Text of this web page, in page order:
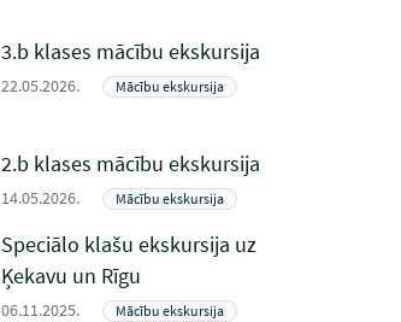
3.b klases mācību ekskursija
22.05.2026. Mācību ekskursija
2.b klases mācību ekskursija
14.05.2026. Mācību ekskursija
Speciālo klašu ekskursija uz
Ķekavu un Rīgu
06.11.2025. Mācību ekskursija